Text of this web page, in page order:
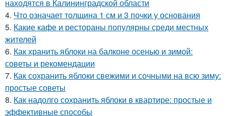
находятся в Калининградской области
4. Что означает толщина 1 см и 3 почки у основания
5. Какие кафе и рестораны популярны среди местных
жителей
6. Как хранить яблоки на балконе осенью и зимой:
советы и рекомендации
7. Как сохранить яблоки свежими и сочными на всю зиму:
простые советы
8. Как надолго сохранить яблоки в квартире: простые и
эффективные способы